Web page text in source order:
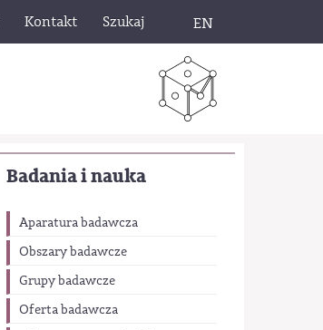
Kontakt Szukaj EN
Badania i nauka
Aparatura badawcza
Obszary badawcze
Grupy badawcze
Oferta badawcza